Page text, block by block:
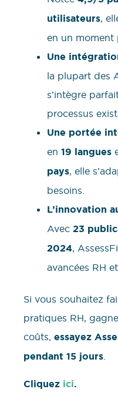
utilisateurs,
en un moment
Une
la plupart des
s’intègre
processus
Une portée
en 19 langues
pays, elle
besoins.
L’innovation
Avec 23
2024,
avancées RH
Si vous souhaitez
pratiques RH,
coûts, essayez
pendant 15 jours
Cliquez ici.